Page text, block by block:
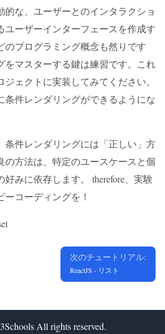
的な、ユーザーとのインタラクショ
ユーザーインターフェースを作成す
のプログラミング概念も然りです
をマスターする鍵は練習です。これ
ェクトに実装してみてください。
条件レンダリングができるようにな
条件レンダリングには「正しい」方
の方法は、特定のユースケースと個
好みに依存します。 therefore、実験
コーディングを！
次のチュートリアル:
ReactJS - リスト
All rights reserved.